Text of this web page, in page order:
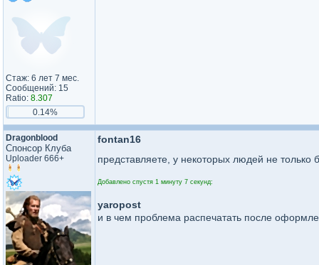
Стаж: 6 лет 7 мес.
Сообщений: 15
Ratio: 8.307
0.14%
Dragonblood
Спонсор Клуба
Uploader 666+
fontan16
представляете, у некоторых людей не
Добавлено спустя 1 минуту 7 секунд:
yaropost
и в чем проблема распечатать после